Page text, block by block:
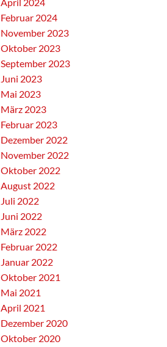
April 2024
Februar 2024
November 2023
Oktober 2023
September 2023
Juni 2023
Mai 2023
März 2023
Februar 2023
Dezember 2022
November 2022
Oktober 2022
August 2022
Juli 2022
Juni 2022
März 2022
Februar 2022
Januar 2022
Oktober 2021
Mai 2021
April 2021
Dezember 2020
Oktober 2020